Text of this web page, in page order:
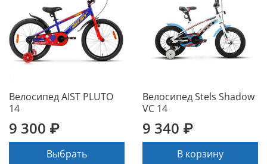
Велосипед AIST PLUTO
14
9 300 ₽
Выбрать
Велосипед Stels Shadow
VC 14
9 340 ₽
В корзину